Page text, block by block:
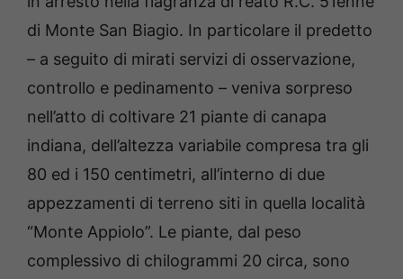
di Monte San Biagio. In particolare il predetto
– a seguito di mirati servizi di osservazione,
controllo e pedinamento – veniva sorpreso
nell’atto di coltivare 21 piante di canapa
indiana, dell’altezza variabile compresa tra gli
80 ed i 150 centimetri, all’interno di due
appezzamenti di terreno siti in quella località
“Monte Appiolo”. Le piante, dal peso
complessivo di chilogrammi 20 circa, sono